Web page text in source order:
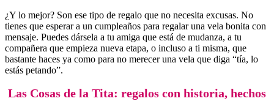
¿Y lo mejor? Son ese tipo de regalo que no necesita excusas. No
tienes que esperar a un cumpleaños para regalar una vela bonita con
mensaje. Puedes dársela a tu amiga que está de mudanza, a tu
compañera que empieza nueva etapa, o incluso a ti misma, que
bastante haces ya como para no merecer una vela que diga “tía, lo
estás petando”.
Las Cosas de la Tita: regalos con historia, hechos